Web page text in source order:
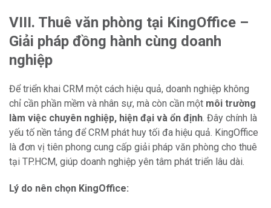
VIII. Thuê văn phòng tại KingOffice –
Giải pháp đồng hành cùng doanh
nghiệp
Để triển khai CRM một cách hiệu quả, doanh nghiệp không
chỉ cần phần mềm và nhân sự, mà còn cần một môi trường
làm việc chuyên nghiệp, hiện đại và ổn định. Đây chính là
yếu tố nền tảng để CRM phát huy tối đa hiệu quả. KingOffice
là đơn vị tiên phong cung cấp giải pháp văn phòng cho thuê
tại TP.HCM, giúp doanh nghiệp yên tâm phát triển lâu dài.
Lý do nên chọn KingOffice: